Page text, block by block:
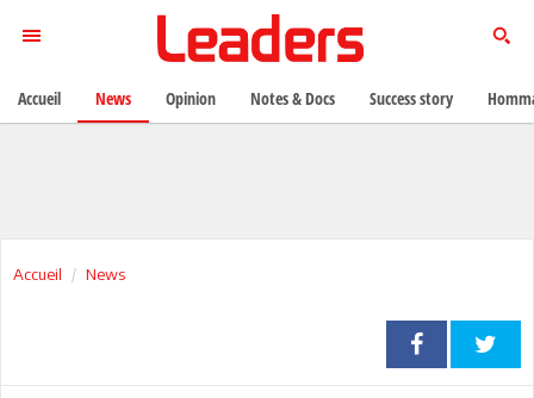
Accueil News
Accueil News Opinion Notes & Docs Success story